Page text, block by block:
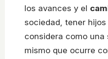
los avances y el
sociedad, tener
considera como una
mismo que ocurre